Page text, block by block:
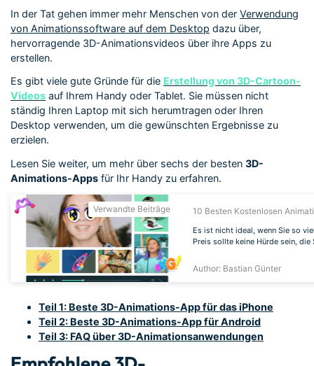
Programm
Monetarisieren Sie
Ihren Einfluss mit Filmora
An Freunde empfehlen,
Belohnungen erhalten
Blog
In der Tat gehen immer mehr Menschen von der Verwendung
von Animationssoftware auf dem Desktop dazu über,
hervorragende 3D-Animationsvideos über ihre Apps zu
erstellen.
Es gibt viele gute Gründe für die Erstellung von 3D-Cartoon-
Videos auf Ihrem Handy oder Tablet. Sie müssen nicht
ständig Ihren Laptop mit sich herumtragen oder Ihren
Desktop verwenden, um die gewünschten Ergebnisse zu
erzielen.
Lesen Sie weiter, um mehr über sechs der besten 3D-
Animations-Apps für Ihr Handy zu erfahren.
Verwandte Beiträge 10 Besten Kostenlosen
Es ist nicht ideal, wenn Sie so
Preis sollte keine Hürde sein,
Author: Bastian Günter
Teil 1: Beste 3D-Animations-App für das iPhone
Teil 2: Beste 3D-Animations-App für Android
Teil 3: FAQ über 3D-Animationsanwendungen